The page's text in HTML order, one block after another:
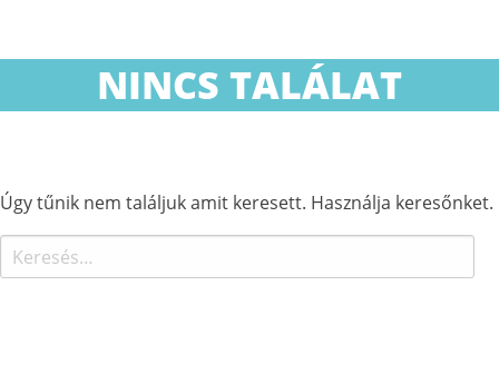
NINCS TALÁLAT
Úgy tűnik nem találjuk amit keresett. Használja keresőnket.
Keresés: